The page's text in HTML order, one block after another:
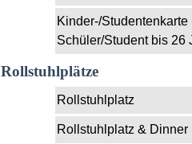
Kinder-/
Schüler/Student bis 26
Rollstuhlplätze
Rollstuhlplatz
Rollstuhlplatz & Dinner